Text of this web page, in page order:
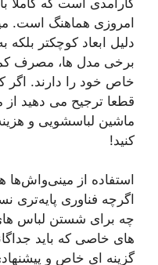
امروزی هماهنگ است.
دلیل ابعاد کوچکتر
برخی مدل ها، مصرف
خاص خود را دارند. اگر
قطعا ترجیح می دهید از
ماشین لباسشویی و
کنید!
استفاده از
اگرچه فناوری پایه‌تری
چه برای شستن لباس
های خاصی که باید
گزینه ای خاص و